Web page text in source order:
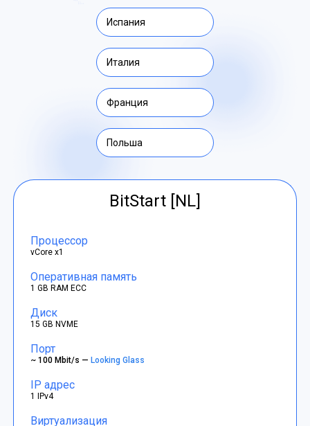
Испания
Италия
Франция
Польша
BitStart [NL]
Процессор
vCore x1
Оперативная память
1 GB RAM ECC
Диск
15 GB NVME
Порт
~ 100 Mbit/s —Looking Glass
IP адрес
1 IPv4
Виртуализация